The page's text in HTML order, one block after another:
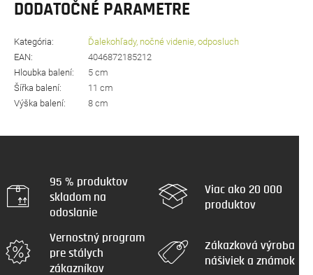
DODATOČNÉ PARAMETRE
Kategória:
Ďalekohľady, nočné videnie, odposluch
EAN:
4046872185212
Hloubka balení:
5 cm
Šířka balení:
11 cm
Výška balení: 8 cm
95 % produktov
skladom na
odoslanie
Viac ako 20 000
produktov
Vernostný program
pre stálych
zákazníkov
Zákazková výroba
nášiviek a známok